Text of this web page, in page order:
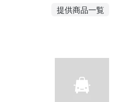
提供商品一覧